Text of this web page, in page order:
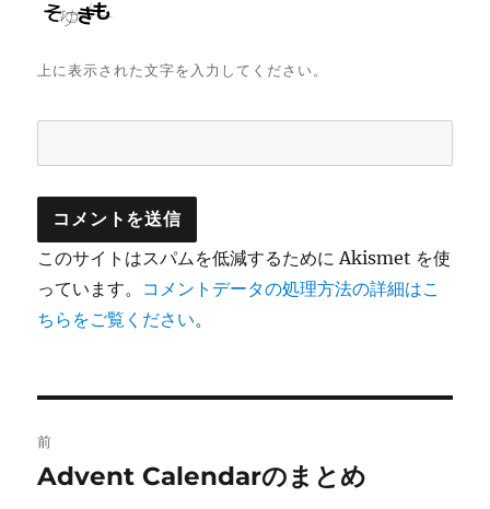
上に表示された文字を入力してください。
このサイトはスパムを低減するために Akismet を使
っています。 コメントデータの処理方法の詳細はこ
ちらをご覧ください。
稿
前
前
Advent Calendarのまとめ